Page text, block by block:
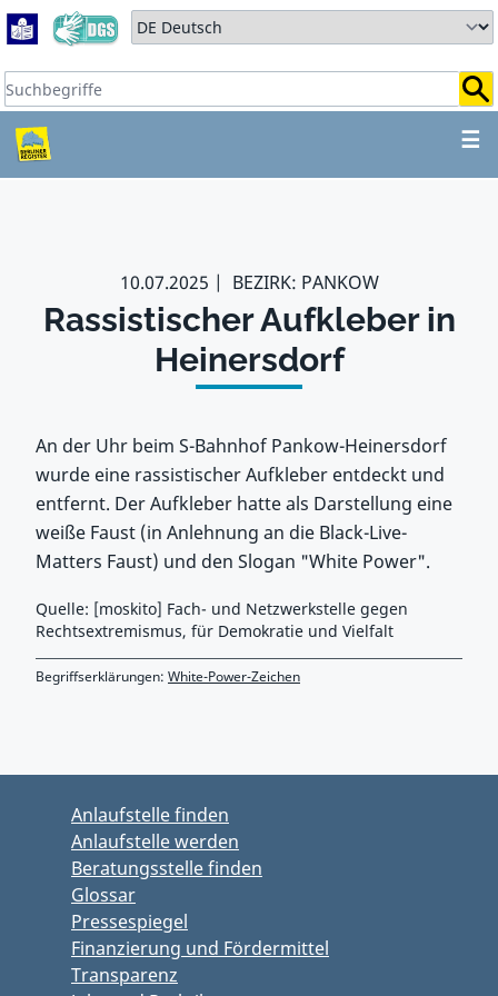
Zum Hauptbereich springen
Zum Hauptmenü springen
Sprache auswählen:
Suchbegriffe:
☰
ZUM HAUPTBEREICH
10.07.2025 BEZIRK: PANKOW
Rassistischer Aufkleber in
Heinersdorf
An der Uhr beim S-Bahnhof Pankow-Heinersdorf
wurde eine rassistischer Aufkleber entdeckt und
entfernt. Der Aufkleber hatte als Darstellung eine
weiße Faust (in Anlehnung an die Black-Live-
Matters Faust) und den Slogan "White Power".
Quelle: [moskito] Fach- und Netzwerkstelle gegen
Rechtsextremismus, für Demokratie und Vielfalt
Begriffserklärungen: White-Power-Zeichen
Anlaufstelle finden
Anlaufstelle werden
Beratungsstelle finden
Glossar
Pressespiegel
Finanzierung und Fördermittel
Transparenz